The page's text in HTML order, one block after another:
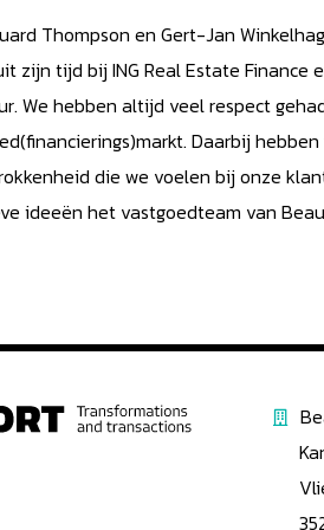
Thompson en Gert-Jan
zijn tijd bij ING Real Estate
We hebben altijd veel respect
Daarbij
die we voelen bij onze
ideeën het vastgoedteam van